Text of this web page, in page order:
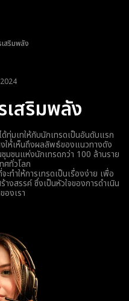
สริมพลัง
เสริมพลัง
มเทให้กับนักเทรดเป็นอันดับแรก
ให้เห็นถึงผลลัพธ์ของแนวทางดัง
มชนแห่งนักเทรดกว่า 100 ล้านราย
ศทั่วโลก
ทำให้การเทรดเป็นเรื่องง่าย เพื่อ
งสรรค์ ซึ่งเป็นหัวใจของการดำเนิน
องเรา